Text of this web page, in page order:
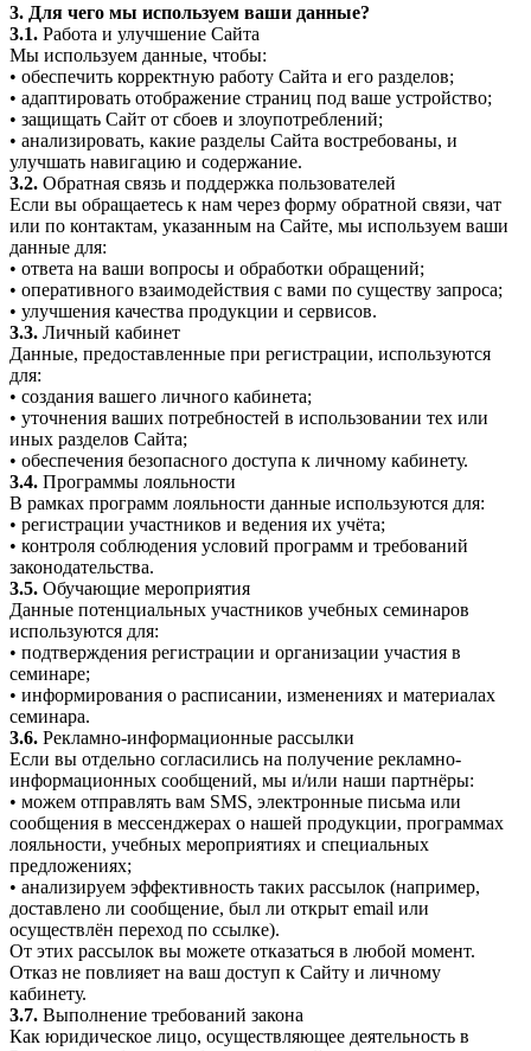
3. Для чего мы используем ваши данные?
3.1. Работа и улучшение Сайта
Мы используем данные, чтобы:
• обеспечить корректную работу Сайта и его разделов;
• адаптировать отображение страниц под ваше устройство;
• защищать Сайт от сбоев и злоупотреблений;
• анализировать, какие разделы Сайта востребованы, и
улучшать навигацию и содержание.
3.2. Обратная связь и поддержка пользователей
Если вы обращаетесь к нам через форму обратной связи, чат
или по контактам, указанным на Сайте, мы используем ваши
данные для:
• ответа на ваши вопросы и обработки обращений;
• оперативного взаимодействия с вами по существу запроса;
• улучшения качества продукции и сервисов.
3.3. Личный кабинет
Данные, предоставленные при регистрации, используются
для:
• создания вашего личного кабинета;
• уточнения ваших потребностей в использовании тех или
иных разделов Сайта;
• обеспечения безопасного доступа к личному кабинету.
3.4. Программы лояльности
В рамках программ лояльности данные используются для:
• регистрации участников и ведения их учёта;
• контроля соблюдения условий программ и требований
законодательства.
3.5. Обучающие мероприятия
Данные потенциальных участников учебных семинаров
используются для:
• подтверждения регистрации и организации участия в
семинаре;
• информирования о расписании, изменениях и материалах
семинара.
3.6. Рекламно-информационные рассылки
Если вы отдельно согласились на получение рекламно-
информационных сообщений, мы и/или наши партнёры:
• можем отправлять вам SMS, электронные письма или
сообщения в мессенджерах о нашей продукции, программах
лояльности, учебных мероприятиях и специальных
предложениях;
• анализируем эффективность таких рассылок (например,
доставлено ли сообщение, был ли открыт email или
осуществлён переход по ссылке).
От этих рассылок вы можете отказаться в любой момент.
Отказ не повлияет на ваш доступ к Сайту и личному
кабинету.
3.7. Выполнение требований закона
Как юридическое лицо, осуществляющее деятельность в